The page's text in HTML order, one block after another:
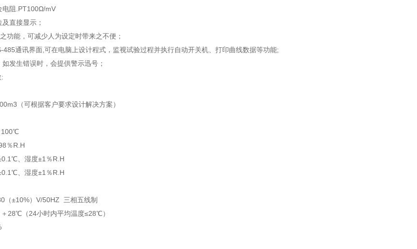
电阻.PT100Ω/mV
直接显示；
功能，可减少人为设定时带来之不便；
485通讯界面,可在电脑上设计程式，监视试验过程并执行自动开关机、打印曲线数据等功能;
发生错误时，会提供警示迅号；
（可根据客户要求设计解决方案）
100℃
％R.H
、湿度±1％R.H
、湿度±1％R.H
（±10%）V/50HZ 三相五线制
28℃（24小时内平均温度≤28℃）